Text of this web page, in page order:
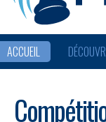
ACCUEIL